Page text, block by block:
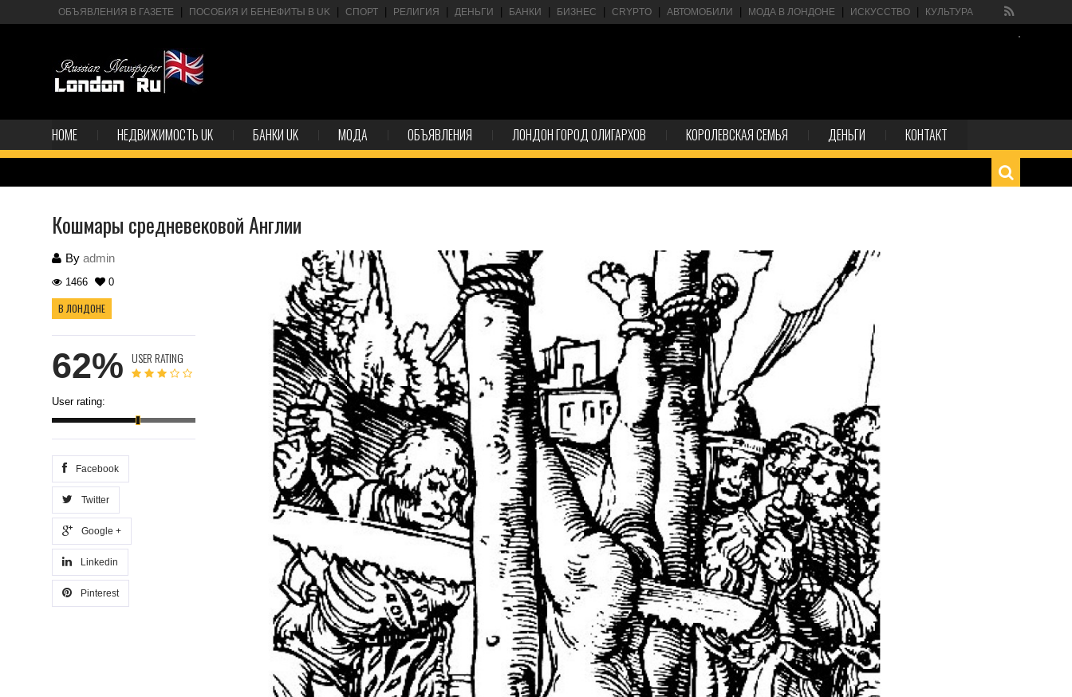
ОБЪЯВЛЕНИЯ В ГАЗЕТЕ ПОСОБИЯ И БЕНЕФИТЫ В UK СПОРТ РЕЛИГИЯ ДЕНЬГИ БАНКИ БИЗНЕС CRYPTO АВТОМОБИЛИ МОДА В ЛОНДОНЕ ИСКУССТВО КУЛЬТУРА
HOME НЕДВИЖИМОСТЬ UK БАНКИ UK МОДА ОБЪЯВЛЕНИЯ ЛОНДОН ГОРОД ОЛИГАРХОВ КОРОЛЕВСКАЯ СЕМЬЯ ДЕНЬГИ КОНТАКТ
Кошмары средневековой Англии
By admin
1466 0
В ЛОНДОНЕ
62% USER RATING
User rating:
Facebook
Twitter
Google +
Linkedin
Pinterest